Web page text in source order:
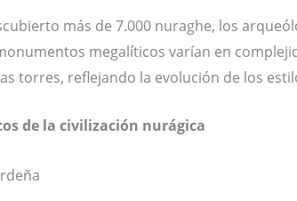
más de 7.000 nuraghe, los
megalíticos varían en
torres, reflejando la evolución de los
de la civilización nurágica